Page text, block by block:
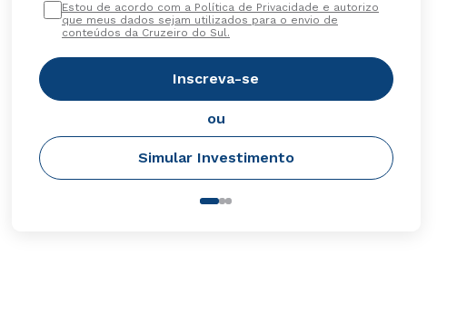
Estou de acordo com a Política de Privacidade e autorizo
que meus dados sejam utilizados para o envio de
conteúdos da Cruzeiro do Sul.
Inscreva-se
ou
Simular Investimento